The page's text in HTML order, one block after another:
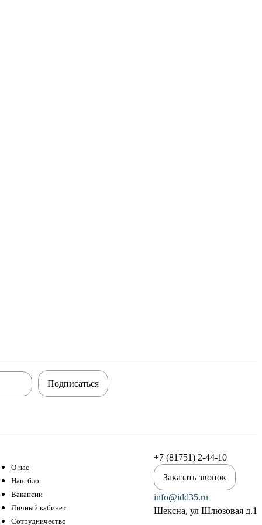
Подписаться
О нас
Наш блог
Вакансии
Личный кабинет
Сотрудничество
+7 (81751) 2-44-10
Заказать звонок
info@idd35.ru
Шексна, ул Шлюзовая д.1